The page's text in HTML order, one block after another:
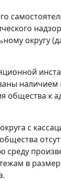
округу
наличием
общества к
с
среду
в